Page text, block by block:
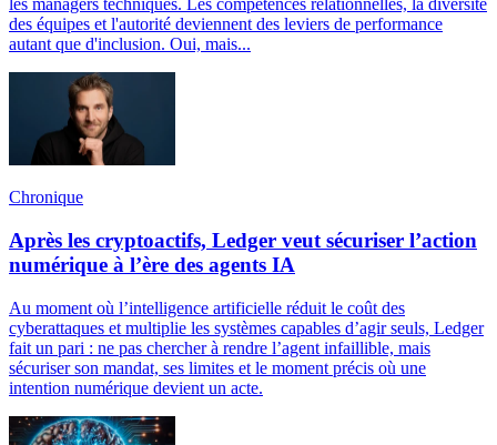
des équipes et l'autorité deviennent des leviers de performance
autant que d'inclusion. Oui, mais...
Chronique
Après les cryptoactifs, Ledger veut sécuriser l’action
numérique à l’ère des agents IA
Au moment où l’intelligence artificielle réduit le coût des
cyberattaques et multiplie les systèmes capables d’agir seuls, Ledger
fait un pari : ne pas chercher à rendre l’agent infaillible, mais
sécuriser son mandat, ses limites et le moment précis où une
intention numérique devient un acte.